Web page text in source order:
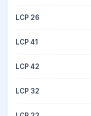
LCP 26
LCP 41
LCP 42
LCP 32